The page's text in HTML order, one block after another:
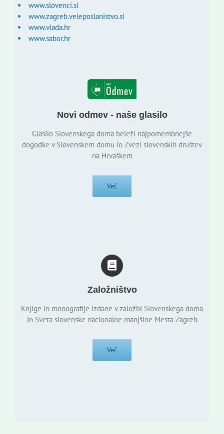
www.slovenci.si
www.zagreb.veleposlanistvo.si
www.vlada.hr
www.sabor.hr
Novi odmev - naše glasilo
Glasilo Slovenskega doma beleži najpomembnejše
dogodke v Slovenskem domu in Zvezi slovenskih društev
na Hrvaškem
Več
Založništvo
Knjige in monografije izdane v založbi Slovenskega doma
in Sveta slovenske nacionalne manjšine Mesta Zagreb
Več